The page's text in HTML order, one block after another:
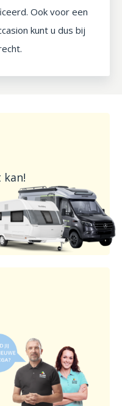
Ook voor een
kunt u dus bij
kan!